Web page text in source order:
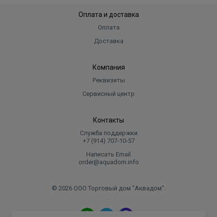
включающая в себя датчик тяги, защитный термостат,
гидравлический предохранительный клапан и контроль
надежную и безопасную работу колонки. Для защиты
дополнительно оснащен металлической пластиной.
Оплата и доставка
Оплата
Доставка
Компания
Реквизиты
Сервисный центр
Контакты
Служба поддержки
+7 (914) 707‑10‑57
Написать Email
order@aquadom.info
© 2026 ООО Торговый дом "Аквадом".
.